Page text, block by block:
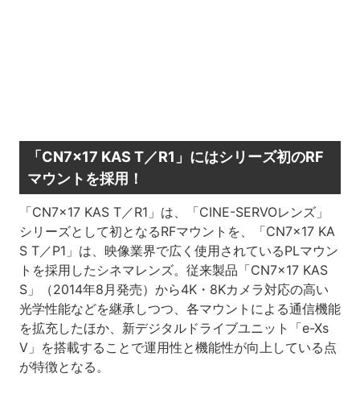
「CN7×17 KAS T／R1」にはシリーズ初のRF
マウントを採用！
「CN7×17 KAS T／R1」は、「CINE-SERVOレンズ」
シリーズとして初となるRFマウントを、「CN7×17 KA
S T／P1」は、映像業界で広く使用されているPLマウン
トを採用したシネマレンズ。従来製品「CN7x17 KAS
S」（2014年8月発売）から4K・8Kカメラ対応の高い
光学性能などを継承しつつ、各マウントによる通信機能
を拡充したほか、新デジタルドライブユニット「e-Xs
V」を搭載することで運用性と機能性が向上している点
が特徴となる。